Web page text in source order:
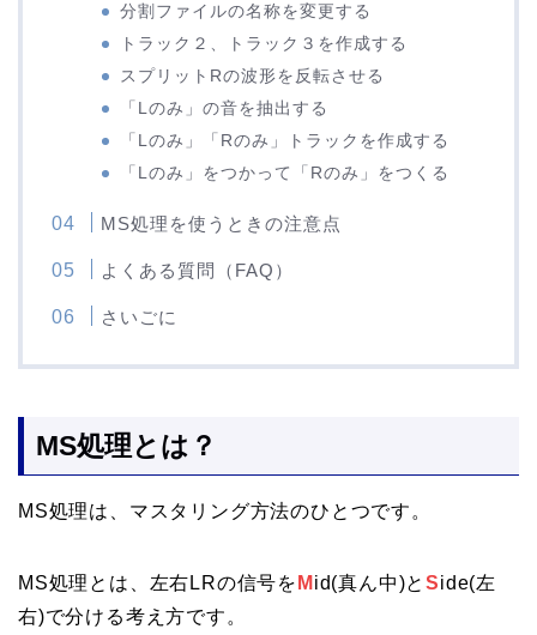
分割ファイルの名称を変更する
トラック２、トラック３を作成する
スプリットRの波形を反転させる
「Lのみ」の音を抽出する
「Lのみ」「Rのみ」トラックを作成する
「Lのみ」をつかって「Rのみ」をつくる
MS処理を使うときの注意点
よくある質問（FAQ）
さいごに
MS処理とは？
MS処理は、マスタリング方法のひとつです。
MS処理とは、左右LRの信号を M id(真ん中)とSide(左
右)で分ける考え方です。